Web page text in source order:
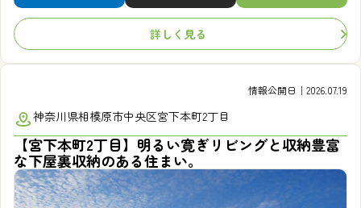
詳しく見る
情報公開日｜2026.07.19
神奈川県相模原市中央区宮下本町2丁目
【宮下本町2丁目】明るい寛ぎリビングと収納豊富
な下屋裏収納のある住まい。